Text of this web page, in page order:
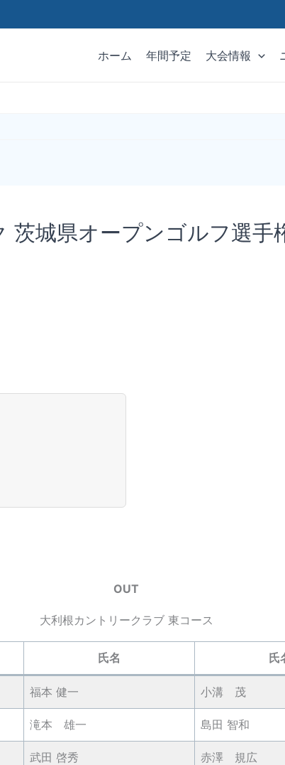
ホーム 年間予定 大会情報
茨城県オープンゴルフ選
OUT
大利根カントリークラブ 東コース
氏名 氏
福本 健一 小溝 茂
滝本 雄一 島田 智和
武田 啓秀 赤澤 規広